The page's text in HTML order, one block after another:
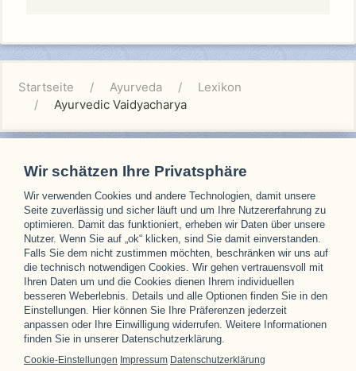
Startseite Ayurveda
Lexikon
Ayurvedic Vaidyacharya
Unsere Partner
Wir schätzen Ihre Privatsphäre
Wir verwenden Cookies und andere Technologien, damit unsere
Seite zuverlässig und sicher läuft und um Ihre Nutzererfahrung zu
optimieren. Damit das funktioniert, erheben wir Daten über unsere
Nutzer. Wenn Sie auf „ok“ klicken, sind Sie damit einverstanden.
Falls Sie dem nicht zustimmen möchten, beschränken wir uns auf
die technisch notwendigen Cookies. Wir gehen vertrauensvoll mit
Ihren Daten um und die Cookies dienen Ihrem individuellen
besseren Weberlebnis. Details und alle Optionen finden Sie in den
Einstellungen. Hier können Sie Ihre Präferenzen jederzeit
anpassen oder Ihre Einwilligung widerrufen. Weitere Informationen
finden Sie in unserer Datenschutzerklärung.
Cookie-Einstellungen Impressum Datenschutzerklärung